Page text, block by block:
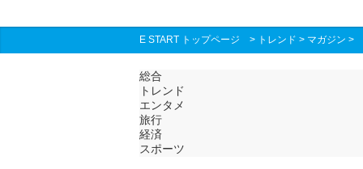
E START トップページ > トレンド > マガジン >
総合
トレンド
エンタメ
旅行
経済
スポーツ